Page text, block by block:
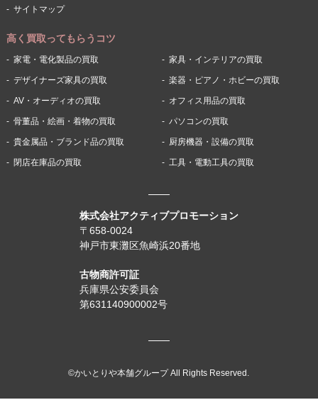
株式会社アクティブプロモーション
〒658-0024
神戸市東灘区魚崎浜20番地
古物商許可証
兵庫県公安委員会
第631140900002号
サイトマップ
高く買取ってもらうコツ
家電・電化製品の買取 家具・インテリアの買取
デザイナーズ家具の買取 楽器・ピアノ・ホビーの買取
AV・オーディオの買取 オフィス用品の買取
骨董品・絵画・着物の買取 パソコンの買取
貴金属品・ブランド品の買取 厨房機器・設備の買取
閉店在庫品の買取 工具・電動工具の買取
©かいとりや本舗グループ All Rights Reserved.